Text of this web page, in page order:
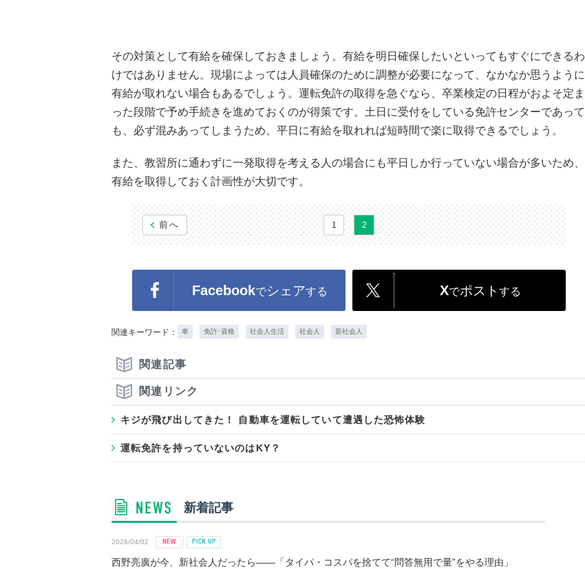
その対策として有給を確保しておきましょう。有給を明日確保したいといってもすぐにできるわ
けではありません。現場によっては人員確保のために調整が必要になって、なかなか思うように
有給が取れない場合もあるでしょう。運転免許の取得を急ぐなら、卒業検定の日程がおよそ定ま
った段階で予め手続きを進めておくのが得策です。土日に受付をしている免許センターであって
も、必ず混みあってしまうため、平日に有給を取れれば短時間で楽に取得できるでしょう。
また、教習所に通わずに一発取得を考える人の場合にも平日しか行っていない場合が多いため、
有給を取得しておく計画性が大切です。
前へ 1 2
Facebookでシェアする Xでポスト する
関連キーワード： 車 免許･資格 社会人生活 社会人 新社会人
関連記事
関連リンク
キジが飛び出してきた！ 自動車を運転していて遭遇した恐怖体験
運転免許を持っていないのはKY？
新着記事
2026/04/02
西野亮廣が今、新社会人だったら――「タイパ・コスパを捨てて“問答無用で量”をやる理由」